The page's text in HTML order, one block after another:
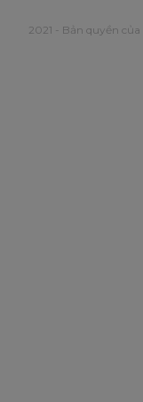
2021 - Bản quyền